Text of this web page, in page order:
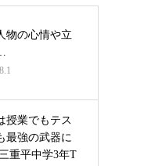
物の心情や立
授業でもテス
最強の武器に
重平中学3年T